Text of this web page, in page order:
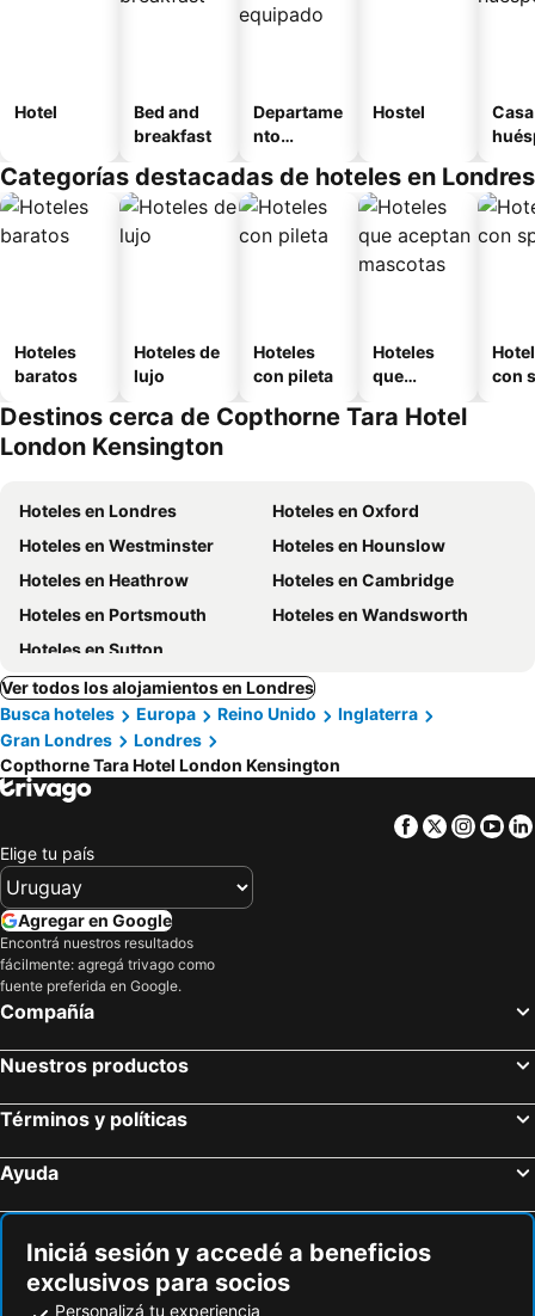
Hotel
Bed and
breakfast
Departame
nto
Hostel
Categorías destacadas de hoteles en Londres
Hoteles
baratos
Hoteles de
lujo
Hoteles
con pileta
Hoteles
que
mascotas
con
Destinos cerca de Copthorne Tara Hotel
London Kensington
Hoteles en Londres
Hoteles en Oxford
Hoteles en Westminster
Hoteles en Hounslow
Hoteles en Heathrow
Hoteles en Cambridge
Hoteles en Portsmouth
Hoteles en Wandsworth
Hoteles en Sutton
Ver todos los alojamientos en Londres
Busca hoteles
Europa Reino Unido
Inglaterra
Gran Londres
Londres
Copthorne Tara Hotel London Kensington
Facebook
Twitter
Elige tu país
Agregar en Google
Encontrá nuestros resultados
fácilmente: agregá trivago como
fuente preferida en Google.
Compañía
Nuestros productos
Términos y políticas
Ayuda
Iniciá sesión y accedé a beneficios
exclusivos para socios
Personalizá tu experiencia